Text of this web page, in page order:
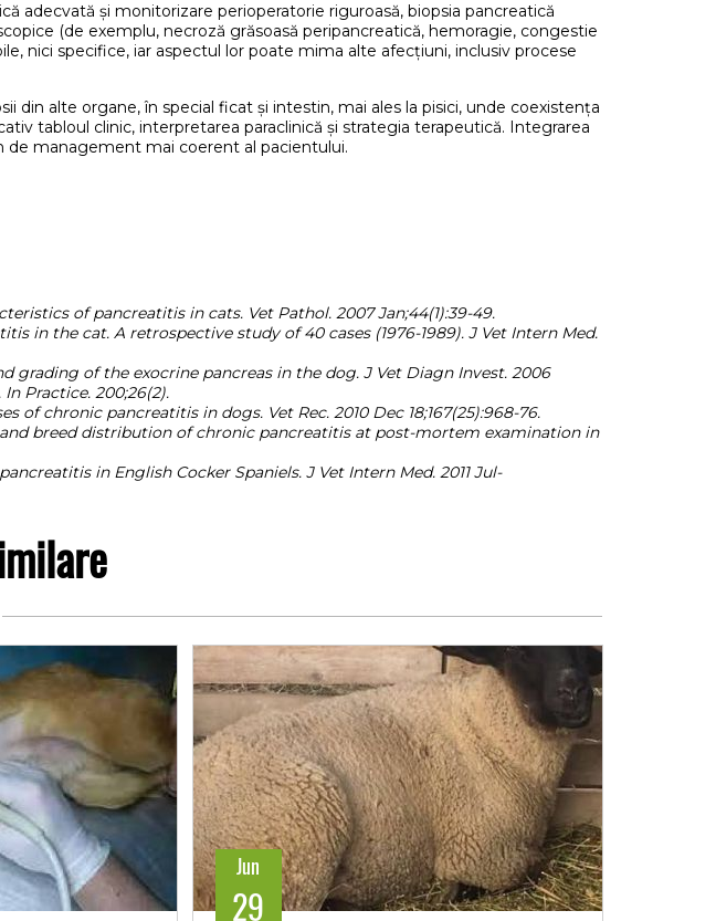
adecvată și monitorizare perioperatorie riguroasă, biopsia pancreatică
(de exemplu, necroză grăsoasă peripancreatică, hemoragie, congestie
nici specifice, iar aspectul lor poate mima alte afecțiuni, inclusiv procese
alte organe, în special ficat și intestin, mai ales la pisici, unde coexistența
tabloul clinic, interpretarea paraclinică și strategia terapeutică. Integrarea
de management mai coerent al pacientului.
of pancreatitis in cats. Vet Pathol. 2007 Jan;44(1):39-49.
in the cat. A retrospective study of 40 cases (1976-1989). J Vet Intern Med.
grading of the exocrine pancreas in the dog. J Vet Diagn Invest. 2006
Practice. 200;26(2).
of chronic pancreatitis in dogs. Vet Rec. 2010 Dec 18;167(25):968-76.
and breed distribution of chronic pancreatitis at post-mortem examination in
in English Cocker Spaniels. J Vet Intern Med. 2011 Jul-
Jun
29